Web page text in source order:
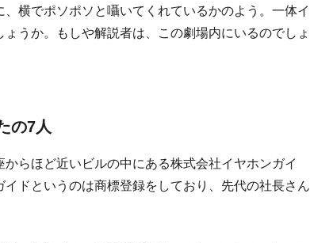
横でポソポソと囁いてくれているかのよう。一体イ
うか。もしや解説者は、この劇場内にいるのでしょ
の7人
らほど近いビルの中にある株式会社イヤホンガイ
ドというのは商標登録をしており、先代の社長さん